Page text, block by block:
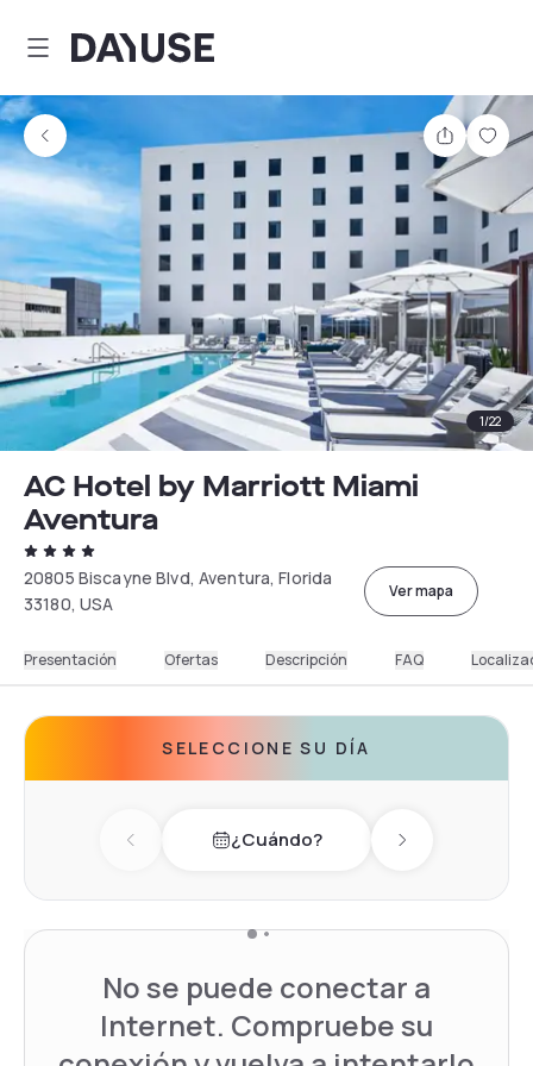
Dayuse
1/22
AC Hotel by Marriott Miami
Aventura
20805 Biscayne Blvd, Aventura, Florida
33180, USA
Ver mapa
Presentación Ofertas Descripción FAQ
SELECCIONE SU DÍA
Previous day¿Cuándo? Next day
No se puede conectar a
Internet. Compruebe su